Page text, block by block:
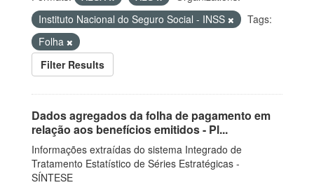
Instituto Nacional do Seguro Social - INSS
Tags:
Folha
Filter Results
Dados agregados da folha de pagamento em
relação aos benefícios emitidos - Pl...
Informações extraídas do sistema Integrado de
Tratamento Estatístico de Séries Estratégicas -
SÍNTESE